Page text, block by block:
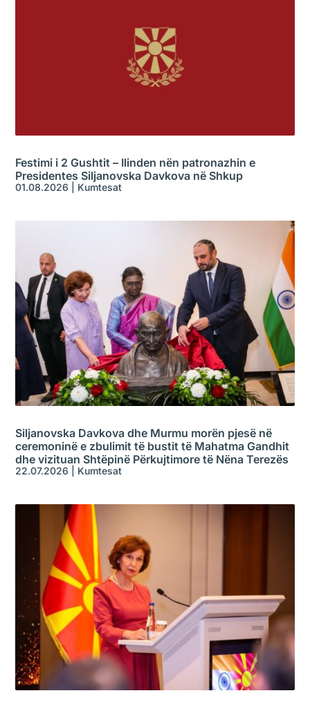
Festimi i 2 Gushtit – Ilinden nën patronazhin e
Presidentes Siljanovska Davkova në Shkup
01.08.2026 Kumtesat
Siljanovska Davkova dhe Murmu morën pjesë në
ceremoninë e zbulimit të bustit të Mahatma Gandhit
dhe vizituan Shtëpinë Përkujtimore të Nëna Terezës
22.07.2026 Kumtesat